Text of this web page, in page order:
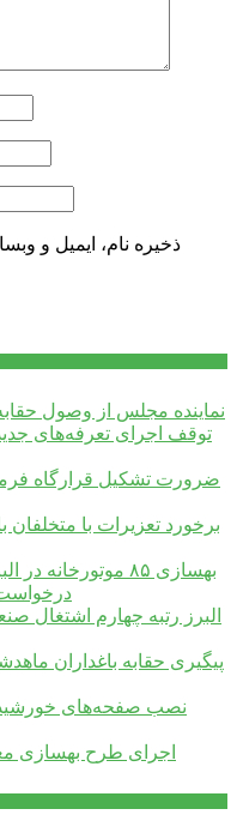
ذخیره نام، ایمیل و
نماینده مجلس از وصول
بهسازی ۸۵ موتورخانه در البرز طی سه‌ماهه نخست امسال
درخواست
اجرای طرح بهسازی معابر در ۵۵ روستای